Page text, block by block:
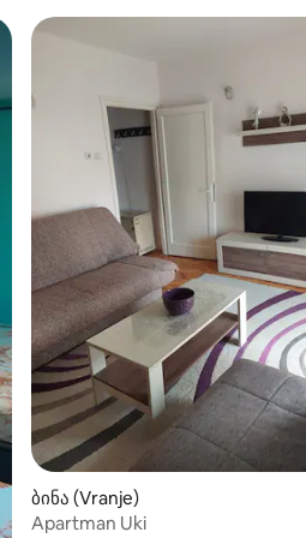
ბინა (Vranje)
Apartman Uki